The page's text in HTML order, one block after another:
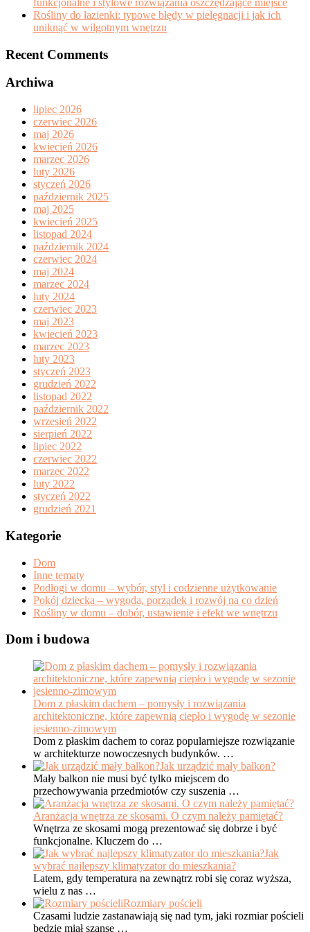
funkcjonalne i stylowe rozwiązania oszczędzające miejsce
Rośliny do łazienki: typowe błędy w pielęgnacji i jak ich
uniknąć w wilgotnym wnętrzu
Recent Comments
Archiwa
lipiec 2026
czerwiec 2026
maj 2026
kwiecień 2026
marzec 2026
luty 2026
styczeń 2026
październik 2025
maj 2025
kwiecień 2025
listopad 2024
październik 2024
czerwiec 2024
maj 2024
marzec 2024
luty 2024
czerwiec 2023
maj 2023
kwiecień 2023
marzec 2023
luty 2023
styczeń 2023
grudzień 2022
listopad 2022
październik 2022
wrzesień 2022
sierpień 2022
lipiec 2022
czerwiec 2022
marzec 2022
luty 2022
styczeń 2022
grudzień 2021
Kategorie
Dom
Inne tematy
Podłogi w domu – wybór, styl i codzienne użytkowanie
Pokój dziecka – wygoda, porządek i rozwój na co dzień
Rośliny w domu – dobór, ustawienie i efekt we wnętrzu
Dom i budowa
Dom z płaskim dachem – pomysły i rozwiązania
architektoniczne, które zapewnią ciepło i wygodę w sezonie
jesienno-zimowym
Dom z płaskim dachem to coraz popularniejsze rozwiązanie
w architekturze nowoczesnych budynków. …
Jak urządzić mały balkon?
Mały balkon nie musi być tylko miejscem do
przechowywania przedmiotów czy suszenia …
Aranżacja wnętrza ze skosami. O czym należy pamiętać?
Wnętrza ze skosami mogą prezentować się dobrze i być
funkcjonalne. Kluczem do …
Jak
wybrać najlepszy klimatyzator do mieszkania?
Latem, gdy temperatura na zewnątrz robi się coraz wyższa,
wielu z nas …
Rozmiary pościeli
Czasami ludzie zastanawiają się nad tym, jaki rozmiar pościeli
będzie miał szansę …